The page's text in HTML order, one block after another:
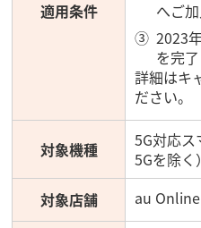
適用条件
へご
2023
を完
詳細はキ
ださい。
対象機種
5G対応
5Gを除く）
対象店舗
au